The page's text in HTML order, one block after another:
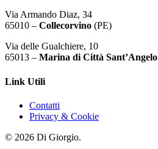
Via Armando Diaz, 34
65010 – Collecorvino (PE)
Via delle Gualchiere, 10
65013 – Marina di Città Sant’Angelo
Link Utili
Contatti
Privacy & Cookie
© 2026 Di Giorgio.